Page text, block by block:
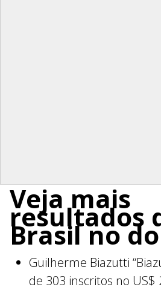
Veja mais
resultados
Brasil no
Guilherme Biazutti
de 303 inscritos no US$